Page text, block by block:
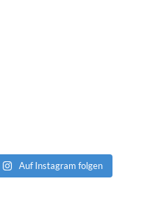
Auf Instagram folgen